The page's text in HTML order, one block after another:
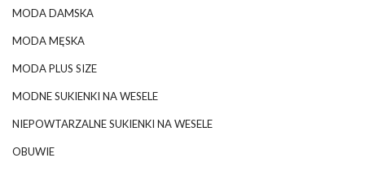
MODA DAMSKA
MODA MĘSKA
MODA PLUS SIZE
MODNE SUKIENKI NA WESELE
NIEPOWTARZALNE SUKIENKI NA WESELE
OBUWIE